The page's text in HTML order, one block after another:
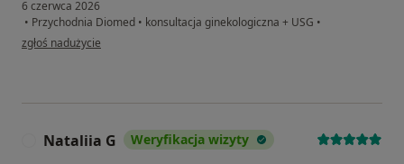
6 czerwca 2026
• Przychodnia Diomed • konsultacja ginekologiczna + USG •
w opinii użytkownika Iryna
zgłoś nadużycie
Nataliia G Weryfikacja wizyty